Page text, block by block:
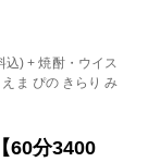
込) + 焼酎・ウイス
ま ぴの きらり み
60分3400